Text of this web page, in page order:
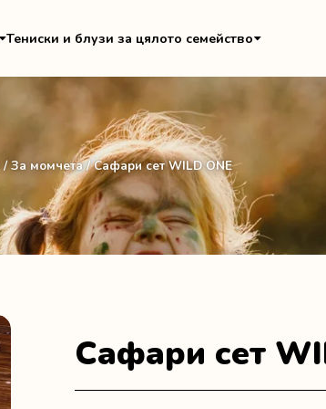
Тениски и блузи за цялото семейство
/За момчета/ Сафари сет WILD ONE
Сафари сет